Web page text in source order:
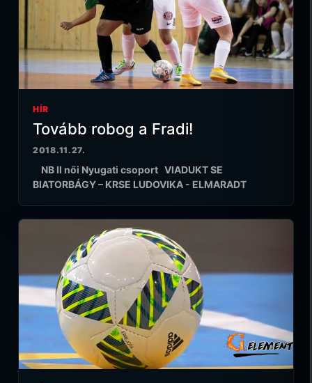
HÍR
Tovább robog a Fradi!
2018.11.27.
NB II női Nyugati csoport VIADUKT SE
BIATORBÁGY – KRSE LUDOVIKA - ELMARADT